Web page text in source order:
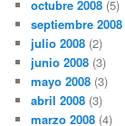
octubre 2008 (5)
septiembre 2008
julio 2008 (2)
junio 2008 (3)
mayo 2008 (3)
abril 2008 (3)
marzo 2008 (4)